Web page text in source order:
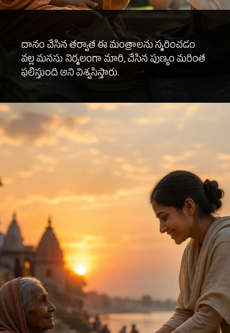
దానం చేసిన తర్వాత ఈ మంత్రాలను స్మరించడం
వల్ల మనసు నిర్మలంగా మారి, చేసిన పుణ్యం మరింత
ఫలిస్తుంది అని విశ్వసిస్తారు.